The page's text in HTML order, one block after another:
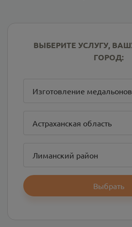
ВЫБЕРИТЕ УСЛУГУ,
ГОРОД:
Изготовление медальонов
Астраханская область
Лиманский район
Выбрать